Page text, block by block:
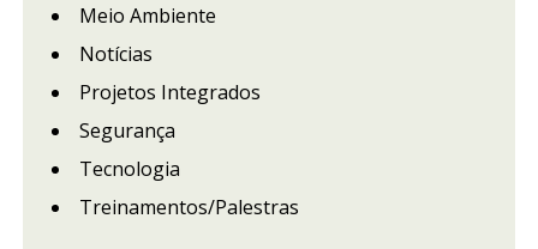
Meio Ambiente
Notícias
Projetos Integrados
Segurança
Tecnologia
Treinamentos/Palestras